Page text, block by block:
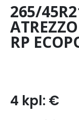
265/
RP
4 kpl: €